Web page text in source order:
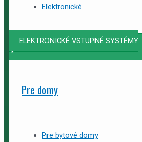
Elektronické
ELEKTRONICKÉ VSTUPNÉ SYSTÉMY
Pre domy
Pre bytové domy